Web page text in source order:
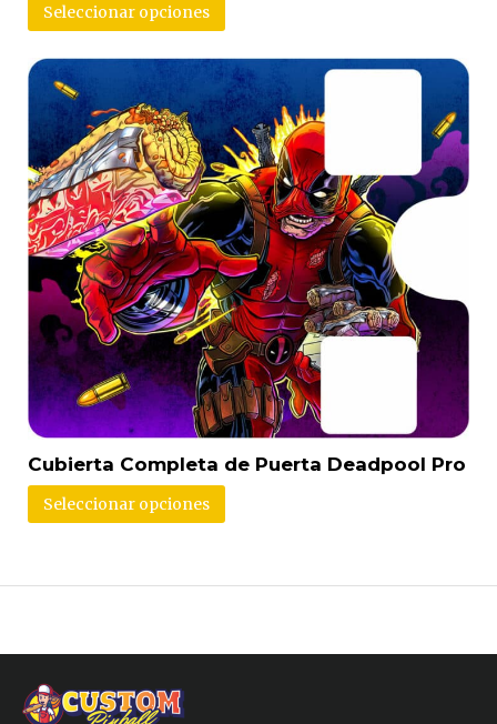
Seleccionar opciones
Cubierta Completa de Puerta Deadpool Pro
Seleccionar opciones